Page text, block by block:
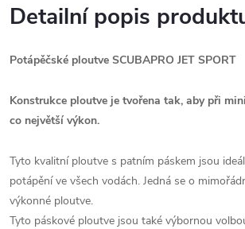
Detailní popis
Potápěčské ploutve SCUBAPRO JET SPORT
Konstrukce ploutve je tvořena tak, aby při
co největší výkon.
Tyto kvalitní ploutve s patním páskem jsou
potápění ve všech vodách. Jedná se o
výkonné ploutve.
Tyto páskové ploutve jsou také výbornou